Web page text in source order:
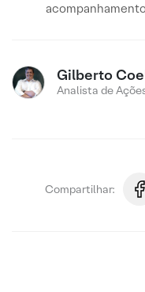
Gilberto
Analista de
Compartilhar: